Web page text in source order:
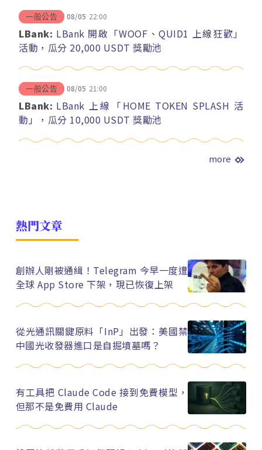
一般公告 08/05 22:00
LBank: LBank 開啟「WOOF、QUID1 上線狂歡」
活動，瓜分 20,000 USDT 獎勵池
一般公告 08/05 21:00
LBank: LBank 上線「HOME TOKEN SPLASH 活
動」，瓜分 10,000 USDT 獎勵池
more
熱門文章
創辦人剛被通緝！Telegram 今早一度遭
全球 App Store 下架，現已恢復上架
從光通訊關鍵原料「InP」出發：美國禁
中國光收發器進口是自掘墳墓嗎？
有工具把 Claude Code 接到免費模型，
但那不是免費用 Claude